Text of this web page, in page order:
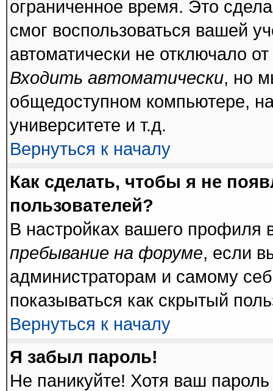
ограниченное время. Это
смог воспользоваться вашей
автоматически не отключало
Входить автоматически, но
общедоступном компьютере,
университете и т.д.
Вернуться к началу
Как сделать, чтобы я не
пользователей?
В настройках вашего
пребывание на форуме, если
администраторам и самому
показываться как скрытый
Вернуться к началу
Я забыл пароль!
Не паникуйте! Хотя ваш